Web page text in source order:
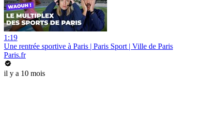
1:19
Une rentrée sportive à Paris | Paris Sport | Ville de Paris
Paris.fr
il y a 10 mois